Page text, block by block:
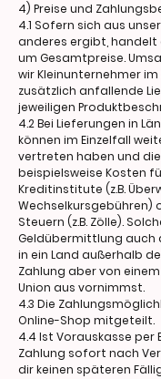
4) Preise und
4.1 Sofern sich aus
anderes ergibt, handelt
um Gesamtpreise.
wir Kleinunternehmer im
zusätzlich anfallende
jeweiligen
4.2 Bei Lieferungen in
können im Einzelfall
vertreten haben und die
beispielsweise Kosten
Kreditinstitute (z.B.
Wechselkursgebühren)
Steuern (z.B. Zölle).
Geldübermittlung auch
in ein Land außerhalb
Zahlung aber von
Union aus vornimmst.
4.3 Die
Online-Shop mitgeteilt.
4.4 Ist Vorauskasse per
Zahlung sofort nach
dir keinen späteren